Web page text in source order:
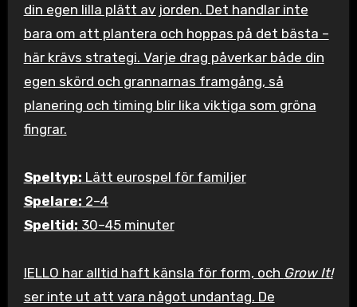
din egen lilla plätt av jorden. Det handlar inte
bara om att plantera och hoppas på det bästa –
här krävs strategi. Varje drag påverkar både din
egen skörd och grannarnas framgång, så
planering och timing blir lika viktiga som gröna
fingrar.
Speltyp: Lätt eurospel för familjer
Spelare: 2–4
Speltid: 30–45 minuter
IELLO har alltid haft känsla för form, och Grow It!
ser inte ut att vara något undantag. De